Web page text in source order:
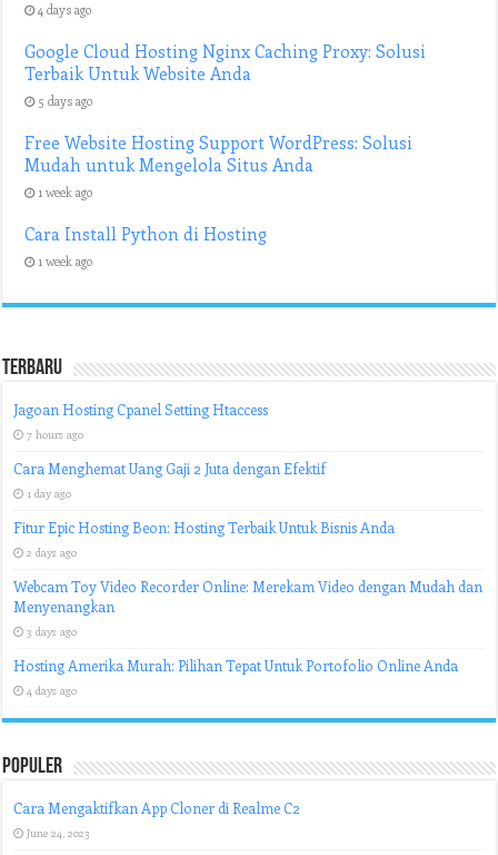
4 days ago
Google Cloud Hosting Nginx Caching Proxy: Solusi
Terbaik Untuk Website Anda
5 days ago
Free Website Hosting Support WordPress: Solusi
Mudah untuk Mengelola Situs Anda
1 week ago
Cara Install Python di Hosting
1 week ago
Terbaru
Jagoan Hosting Cpanel Setting Htaccess
7 hours ago
Cara Menghemat Uang Gaji 2 Juta dengan Efektif
1 day ago
Fitur Epic Hosting Beon: Hosting Terbaik Untuk Bisnis Anda
2 days ago
Webcam Toy Video Recorder Online: Merekam Video dengan Mudah dan
Menyenangkan
3 days ago
Hosting Amerika Murah: Pilihan Tepat Untuk Portofolio Online Anda
4 days ago
Populer
Cara Mengaktifkan App Cloner di Realme C2
June 24, 2023